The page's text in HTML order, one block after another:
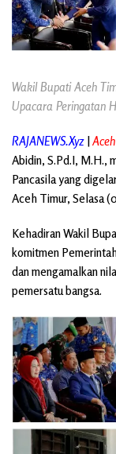
Wakil Bupati Aceh
Upacara Peringatan
RAJANEWS.Xyz |
Abidin, S.Pd.I, M.H.,
Pancasila yang
Aceh Timur, Selasa
Kehadiran Wakil
komitmen
dan mengamalkan
pemersatu bangsa.